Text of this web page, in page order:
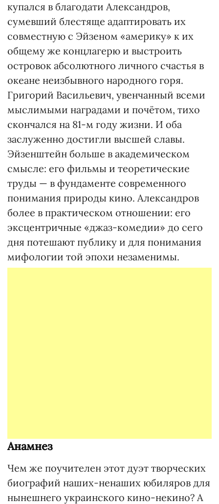
купался в благодати Александров,
сумевший блестяще адаптировать их
совместную с Эйзеном «америку» к их
общему же концлагерю и выстроить
островок абсолютного личного счастья в
океане неизбывного народного горя.
Григорий Васильевич, увенчанный всеми
мыслимыми наградами и почётом, тихо
скончался на 81-м году жизни. И оба
заслуженно достигли высшей славы.
Эйзенштейн больше в академическом
смысле: его фильмы и теоретические
труды — в фундаменте современного
понимания природы кино. Александров
более в практическом отношении: его
эксцентричные «джаз-комедии» до сего
дня потешают публику и для понимания
мифологии той эпохи незаменимы.
Анамнез
Чем же поучителен этот дуэт творческих
биографий наших-ненаших юбиляров для
нынешнего украинского кино-некино? А